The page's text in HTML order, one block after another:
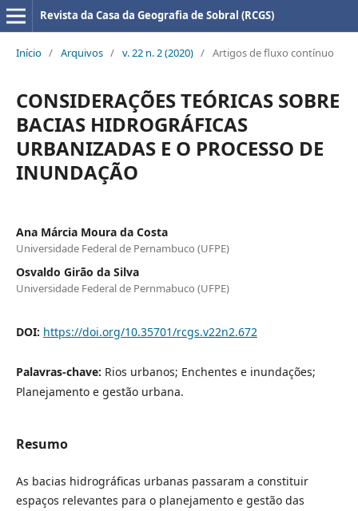
Revista da Casa da Geografia de Sobral (RCGS)
Início / Arquivos / v. 22 n. 2 (2020) / Artigos de fluxo contínuo
CONSIDERAÇÕES TEÓRICAS SOBRE
BACIAS HIDROGRÁFICAS
URBANIZADAS E O PROCESSO DE
INUNDAÇÃO
Ana Márcia Moura da Costa
Universidade Federal de Pernambuco (UFPE)
Osvaldo Girão da Silva
Universidade Federal de Pernmabuco (UFPE)
DOI: https://doi.org/10.35701/rcgs.v22n2.672
Palavras-chave: Rios urbanos; Enchentes e inundações;
Planejamento e gestão urbana.
Resumo
As bacias hidrográficas urbanas passaram a constituir
espaços relevantes para o planejamento e gestão das